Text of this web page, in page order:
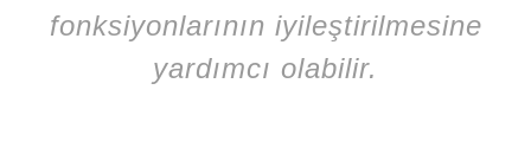
fonksiyonlarının iyileştirilmesine
yardımcı olabilir.